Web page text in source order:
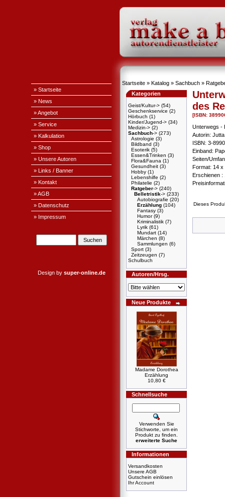
» Startseite
» News
» Angebot
» Service
» Kalkulation
» Shop
» Unsere Autoren
» Links / Banner
» Kontakt
» AGB
» Datenschutz
» Impressum
Design by super-online.de
Startseite » Katalog » Sachbuch »
Kategorien
Geist/Kultur-> (54)
Geschenkservice (2)
Hörbuch (1)
Kinder/Jugend-> (34)
Medizin-> (2)
Sachbuch-> (273)
Astrologie (3)
Bildband (3)
Esoterik (5)
Essen&Trinken (3)
Flora&Fauna (1)
Gesundheit (3)
Hobby (1)
Lebenshilfe (2)
Philatelie (2)
Ratgeber-> (240)
Belletristik-> (233)
Autobiografie (20)
Erzählung (104)
Fantasy (3)
Humor(9)
Kriminalistik (7)
Lyrik (61)
Mundart (14)
Märchen (8)
Sammlungen (6)
Sport (3)
Zeitzeugen (7)
Schulbuch
Autoren/Hrsg.
Neue Produkte
Madame Dorothea
Erzählung
10,80 €
Schnellsuche
Verwenden Sie
Stichworte, um ein
Produkt zu finden.
erweiterte Suche
Informationen
Versandkosten
Unsere AGB
Gutschein einlösen
Ihr Account
des
[ISBN:
Unterwegs -
Autorin:
ISBN: 3-
Einband:
Seiten/
Format: 14 x
Erschienen :
Dieses